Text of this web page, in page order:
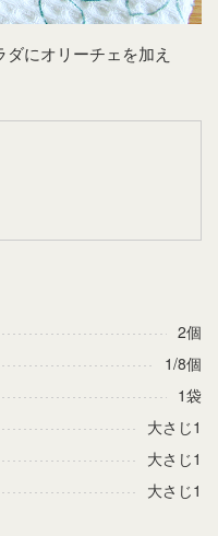
にオリーチェを加え
2個
1/8個
1袋
大さじ1
大さじ1
大さじ1